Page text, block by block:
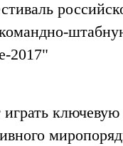
2017"
ключевую